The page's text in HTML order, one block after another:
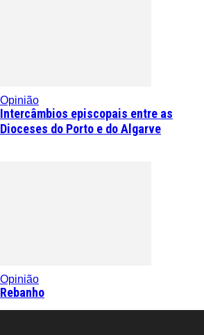
Opinião
Intercâmbios episcopais entre as
Dioceses do Porto e do Algarve
Opinião
Rebanho